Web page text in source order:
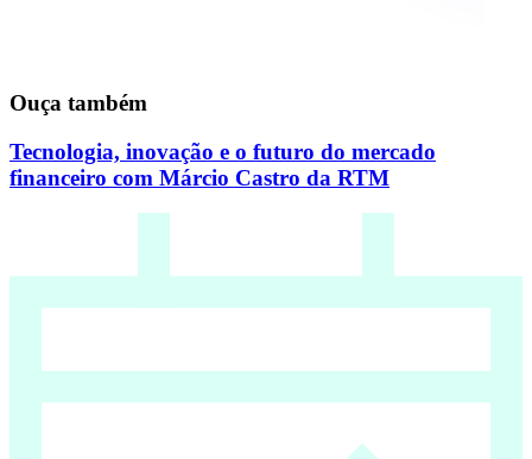
Ouça também
Tecnologia, inovação e o futuro do mercado
financeiro com Márcio Castro da RTM